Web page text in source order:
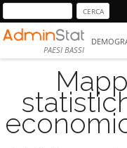
PAESI BASSI